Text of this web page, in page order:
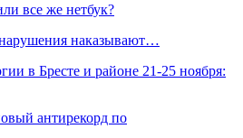
все же нетбук?
наказывают…
в Бресте и районе 21-25 ноября:
антирекорд по